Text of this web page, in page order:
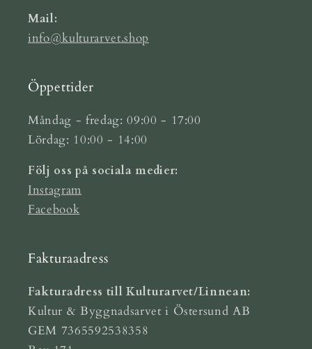
Mail:
info@kulturarvet.shop
Öppettider
Måndag - fredag: 09:00 - 17:00
Lördag: 10:00 - 14:00
Följ oss på sociala medier:
Instagram
Facebook
Fakturaadress
Fakturadress till Kulturarvet/Linnean:
Kultur & Byggnadsarvet i Östersund AB
GEM 7365592538358